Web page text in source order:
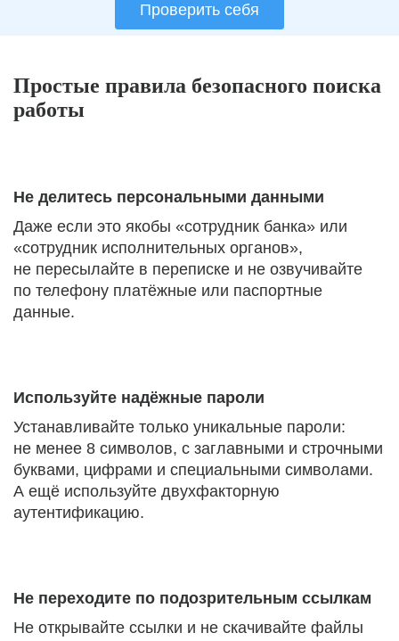
Проверить себя
Простые правила безопасного поиска
работы
Не делитесь персональными данными
Даже если это якобы «сотрудник банка» или
«сотрудник исполнительных органов»,
не пересылайте в переписке и не озвучивайте
по телефону платёжные или паспортные
данные.
Используйте надёжные пароли
Устанавливайте только уникальные пароли:
не менее 8 символов, с заглавными и строчными
буквами, цифрами и специальными символами.
А ещё используйте двухфакторную
аутентификацию.
Не переходите по подозрительным ссылкам
Не открывайте ссылки и не скачивайте файлы